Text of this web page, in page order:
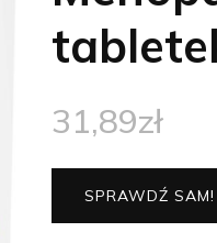
31,89zł
SPRAWDŹ SAM!